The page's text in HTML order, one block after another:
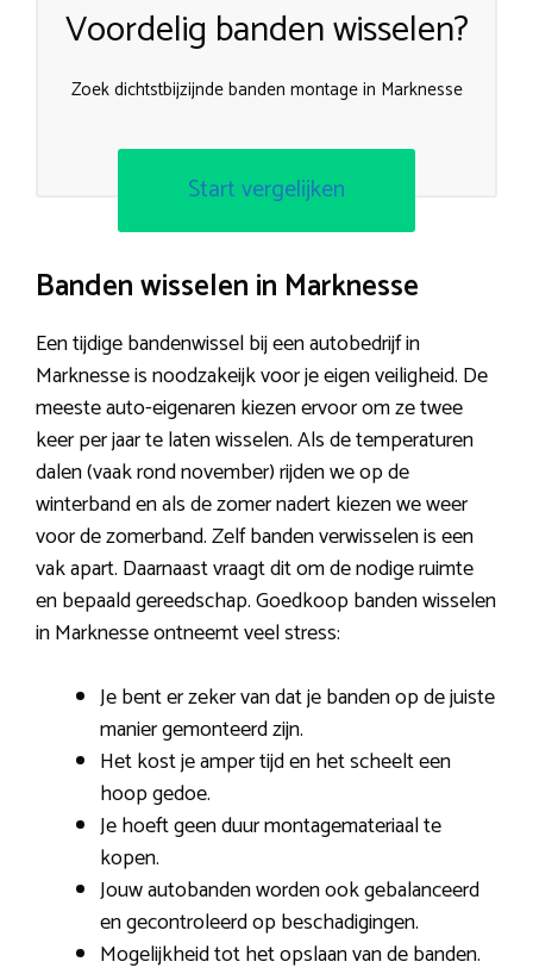
Voordelig banden wisselen?
Zoek dichtstbijzijnde banden montage in Marknesse
Start vergelijken
Banden wisselen in Marknesse
Een tijdige bandenwissel bij een autobedrijf in
Marknesse is noodzakeijk voor je eigen veiligheid. De
meeste auto-eigenaren kiezen ervoor om ze twee
keer per jaar te laten wisselen. Als de temperaturen
dalen (vaak rond november) rijden we op de
winterband en als de zomer nadert kiezen we weer
voor de zomerband. Zelf banden verwisselen is een
vak apart. Daarnaast vraagt dit om de nodige ruimte
en bepaald gereedschap. Goedkoop banden wisselen
in Marknesse ontneemt veel stress:
Je bent er zeker van dat je banden op de juiste
manier gemonteerd zijn.
Het kost je amper tijd en het scheelt een
hoop gedoe.
Je hoeft geen duur montagemateriaal te
kopen.
Jouw autobanden worden ook gebalanceerd
en gecontroleerd op beschadigingen.
Mogelijkheid tot het opslaan van de banden.